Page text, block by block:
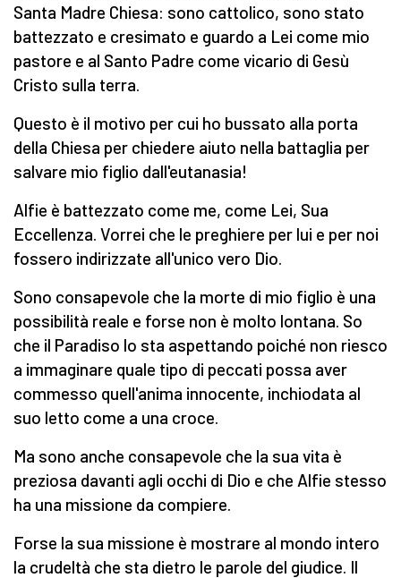
Santa Madre Chiesa: sono cattolico, sono stato
battezzato e cresimato e guardo a Lei come mio
pastore e al Santo Padre come vicario di Gesù
Cristo sulla terra.
Questo è il motivo per cui ho bussato alla porta
della Chiesa per chiedere aiuto nella battaglia per
salvare mio figlio dall'eutanasia!
Alfie è battezzato come me, come Lei, Sua
Eccellenza. Vorrei che le preghiere per lui e per noi
fossero indirizzate all'unico vero Dio.
Sono consapevole che la morte di mio figlio è una
possibilità reale e forse non è molto lontana. So
che il Paradiso lo sta aspettando poiché non riesco
a immaginare quale tipo di peccati possa aver
commesso quell'anima innocente, inchiodata al
suo letto come a una croce.
Ma sono anche consapevole che la sua vita è
preziosa davanti agli occhi di Dio e che Alfie stesso
ha una missione da compiere.
Forse la sua missione è mostrare al mondo intero
la crudeltà che sta dietro le parole del giudice. Il